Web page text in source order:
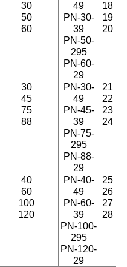
18
19
20
49
PN-30-
39
PN-50-
295
PN-60-
29
30
50
60
21
22
23
24
PN-30-
49
PN-45-
39
PN-75-
295
PN-88-
29
30
45
75
88
25
26
27
28
PN-40-
49
PN-60-
39
PN-100-
295
PN-120-
29
40
60
100
120